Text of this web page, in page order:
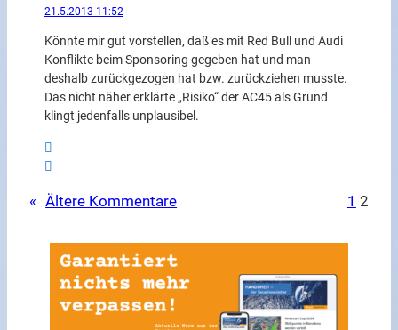
21.5.2013 11:52
Könnte mir gut vorstellen, daß es mit Red Bull und Audi
Konflikte beim Sponsoring gegeben hat und man
deshalb zurückgezogen hat bzw. zurückziehen musste.
Das nicht näher erklärte „Risiko“ der AC45 als Grund
klingt jedenfalls unplausibel.
« Ältere Kommentare 1 2